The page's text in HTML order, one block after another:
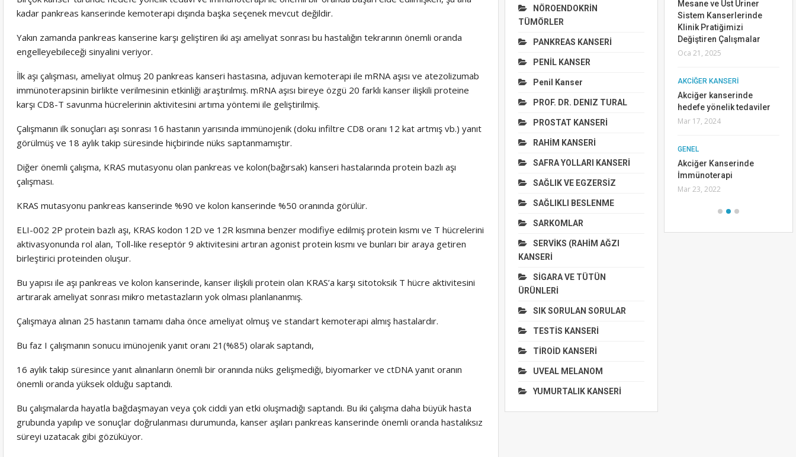
kadar pankreas kanserinde kemoterapi dışında başka seçenek mevcut değildir.
Yakın zamanda pankreas kanserine karşı geliştiren iki aşı ameliyat sonrası bu hastalığın tekrarının önemli oranda
engelleyebileceği sinyalini veriyor.
İlk aşı çalışması, ameliyat olmuş 20 pankreas kanseri hastasına, adjuvan kemoterapi ile mRNA aşısı ve atezolizumab
immünoterapsinin birlikte verilmesinin etkinliği araştırılmış. mRNA aşısı bireye özgü 20 farklı kanser ilişkili proteine
karşı CD8-T savunma hücrelerinin aktivitesini artıma yöntemi ile geliştirilmiş.
Çalışmanın ilk sonuçları aşı sonrası 16 hastanın yarısında immünojenik (doku infiltre CD8 oranı 12 kat artmış vb.) yanıt
görülmüş ve 18 aylık takip süresinde hiçbirinde nüks saptanmamıştır.
Diğer önemli çalışma, KRAS mutasyonu olan pankreas ve kolon(bağırsak) kanseri hastalarında protein bazlı aşı
çalışması.
KRAS mutasyonu pankreas kanserinde %90 ve kolon kanserinde %50 oranında görülür.
ELI-002 2P protein bazlı aşı, KRAS kodon 12D ve 12R kısmına benzer modifiye edilmiş protein kısmı ve T hücrelerini
aktivasyonunda rol alan, Toll-like reseptör 9 aktivitesini artıran agonist protein kısmı ve bunları bir araya getiren
birleştirici proteinden oluşur.
Bu yapısı ile aşı pankreas ve kolon kanserinde, kanser ilişkili protein olan KRAS’a karşı sitotoksik T hücre aktivitesini
artırarak ameliyat sonrası mikro metastazların yok olması planlananmış.
Çalışmaya alınan 25 hastanın tamamı daha önce ameliyat olmuş ve standart kemoterapi almış hastalardır.
Bu faz I çalışmanın sonucu imünojenik yanıt oranı 21(%85) olarak saptandı,
16 aylık takip süresince yanıt alınanların önemli bir oranında nüks gelişmediği, biyomarker ve ctDNA yanıt oranın
önemli oranda yüksek olduğu saptandı.
Bu çalışmalarda hayatla bağdaşmayan veya çok ciddi yan etki oluşmadığı saptandı. Bu iki çalışma daha büyük hasta
grubunda yapılıp ve sonuçlar doğrulanması durumunda, kanser aşıları pankreas kanserinde önemli oranda hastalıksız
süreyi uzatacak gibi gözüküyor.
NÖROENDOKRİN
TÜMÖRLER
PANKREAS KANSERİ
PENİL KANSER
Penil Kanser
PROF. DR. DENIZ TURAL
PROSTAT KANSERİ
RAHİM KANSERİ
SAFRA YOLLARI KANSERİ
SAĞLIK VE EGZERSİZ
SAĞLIKLI BESLENME
SARKOMLAR
SERVİKS (RAHİM AĞZI
KANSERİ
SİGARA VE TÜTÜN
ÜRÜNLERİ
SIK SORULAN SORULAR
TESTİS KANSERİ
TİROİD KANSERİ
UVEAL MELANOM
YUMURTALIK KANSERİ
Medüler Tiroit kanserinde
Selpercatinib adlı molekül
ile daha iyi sonuç elde
Eki 6, 2024
tedavi seçeneği olarak
Olaparib ve Abirateron
Oca 24, 2025
Ulusal Kanser Kongresi”
de En İyi Çalışma Ödülü
MESANE KANSERİ
Üriner Sistem
Kanserlerinde İdeal
Tedavi Algoritması
Nis 3, 2022
Mesane ve Üst Üriner
Sistem Kanserlerinde
Klinik Pratiğimizi
Değiştiren Çalışmalar
Oca 21, 2025
AKCİĞER KANSERİ
Akciğer kanserinde
hedefe yönelik tedaviler
Mar 17, 2024
GENEL
Akciğer Kanserinde
İmmünoterapi
Mar 23, 2022